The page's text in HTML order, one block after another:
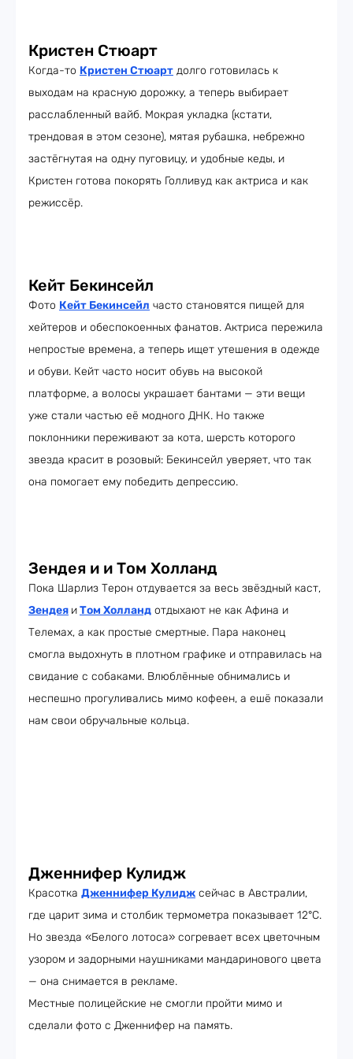
Кристен Стюарт
Когда-то Кристен Стюарт долго готовилась к
выходам на красную дорожку, а теперь выбирает
расслабленный вайб. Мокрая укладка (кстати,
трендовая в этом сезоне), мятая рубашка, небрежно
застёгнутая на одну пуговицу, и удобные кеды, и
Кристен готова покорять Голливуд как актриса и как
режиссёр.
Кейт Бекинсейл
Фото Кейт Бекинсейл часто становятся пищей для
хейтеров и обеспокоенных фанатов. Актриса пережила
непростые времена, а теперь ищет утешения в одежде
и обуви. Кейт часто носит обувь на высокой
платформе, а волосы украшает бантами — эти вещи
уже стали частью её модного ДНК. Но также
поклонники переживают за кота, шерсть которого
звезда красит в розовый: Бекинсейл уверяет, что так
она помогает ему победить депрессию.
Зендея и и Том Холланд
Пока Шарлиз Терон отдувается за весь звёздный каст,
Зендея иТом Холланд отдыхают не как Афина и
Телемах, а как простые смертные. Пара наконец
смогла выдохнуть в плотном графике и отправилась на
свидание с собаками. Влюблённые обнимались и
неспешно прогуливались мимо кофеен, а ешё показали
нам свои обручальные кольца.
Дженнифер Кулидж
Красотка Дженнифер Кулидж сейчас в Австралии,
где царит зима и столбик термометра показывает 12°C.
Но звезда «Белого лотоса» согревает всех цветочным
узором и задорными наушниками мандаринового цвета
— она снимается в рекламе.
Местные полицейские не смогли пройти мимо и
сделали фото с Дженнифер на память.